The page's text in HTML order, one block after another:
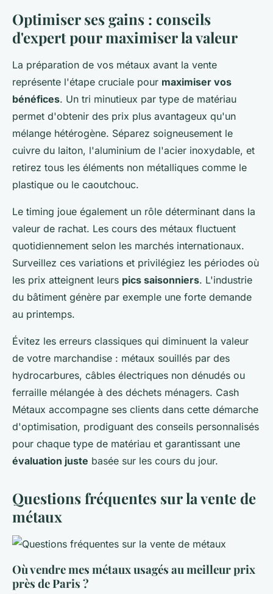
Optimiser ses gains : conseils
d'expert pour maximiser la valeur
La préparation de vos métaux avant la vente
représente l'étape cruciale pour maximiser vos
bénéfices. Un tri minutieux par type de matériau
permet d'obtenir des prix plus avantageux qu'un
mélange hétérogène. Séparez soigneusement le
cuivre du laiton, l'aluminium de l'acier inoxydable, et
retirez tous les éléments non métalliques comme le
plastique ou le caoutchouc.
Le timing joue également un rôle déterminant dans la
valeur de rachat. Les cours des métaux fluctuent
quotidiennement selon les marchés internationaux.
Surveillez ces variations et privilégiez les périodes où
les prix atteignent leurs pics saisonniers. L'industrie
du bâtiment génère par exemple une forte demande
au printemps.
Évitez les erreurs classiques qui diminuent la valeur
de votre marchandise : métaux souillés par des
hydrocarbures, câbles électriques non dénudés ou
ferraille mélangée à des déchets ménagers. Cash
Métaux accompagne ses clients dans cette démarche
d'optimisation, prodiguant des conseils personnalisés
pour chaque type de matériau et garantissant une
évaluation juste basée sur les cours du jour.
Questions fréquentes sur la vente de
métaux
Où vendre mes métaux usagés au meilleur prix
près de Paris ?